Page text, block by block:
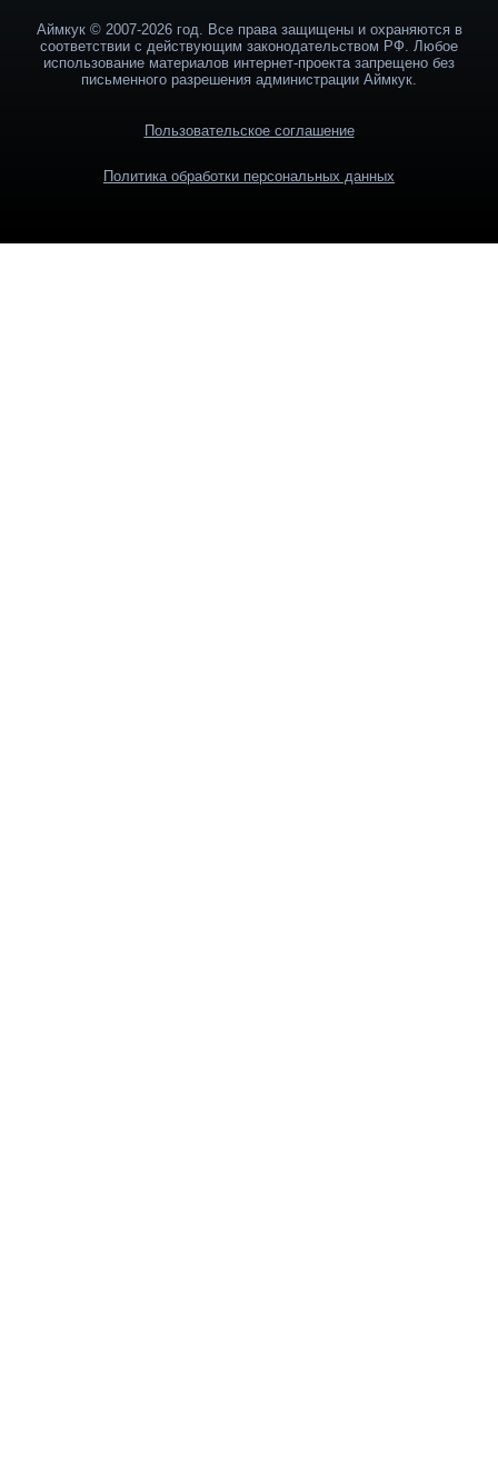
Аймкук © 2007-2026 год. Все права защищены и охраняются в
соответствии с действующим законодательством РФ. Любое
использование материалов интернет-проекта запрещено без
письменного разрешения администрации Аймкук.
Пользовательское соглашение
Политика обработки персональных данных